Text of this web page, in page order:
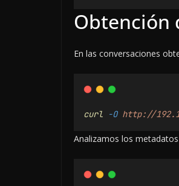
Obtención
En las conversaciones
curl -O http://
Analizamos los